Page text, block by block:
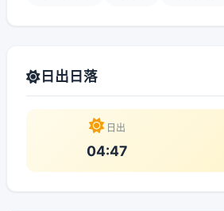
日出日落
日出
04:47